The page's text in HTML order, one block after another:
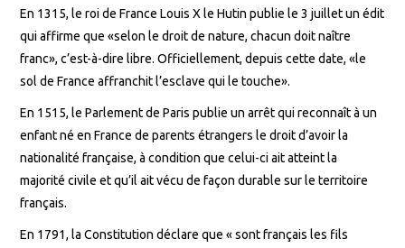
En 1315, le roi de France Louis X le Hutin publie le 3 juillet un édit
qui affirme que «selon le droit de nature, chacun doit naître
franc», c’est-à-dire libre. Officiellement, depuis cette date, «le
sol de France affranchit l’esclave qui le touche».
En 1515, le Parlement de Paris publie un arrêt qui reconnaît à un
enfant né en France de parents étrangers le droit d’avoir la
nationalité française, à condition que celui-ci ait atteint la
majorité civile et qu’il ait vécu de façon durable sur le territoire
français.
En 1791, la Constitution déclare que « sont français les fils